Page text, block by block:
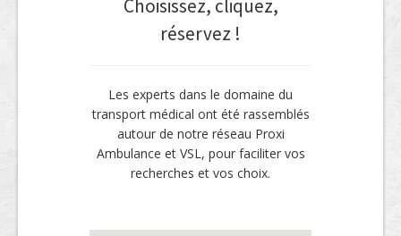
Choisissez, cliquez,
réservez !
Les experts dans le domaine du
transport médical ont été rassemblés
autour de notre réseau Proxi
Ambulance et VSL, pour faciliter vos
recherches et vos choix.